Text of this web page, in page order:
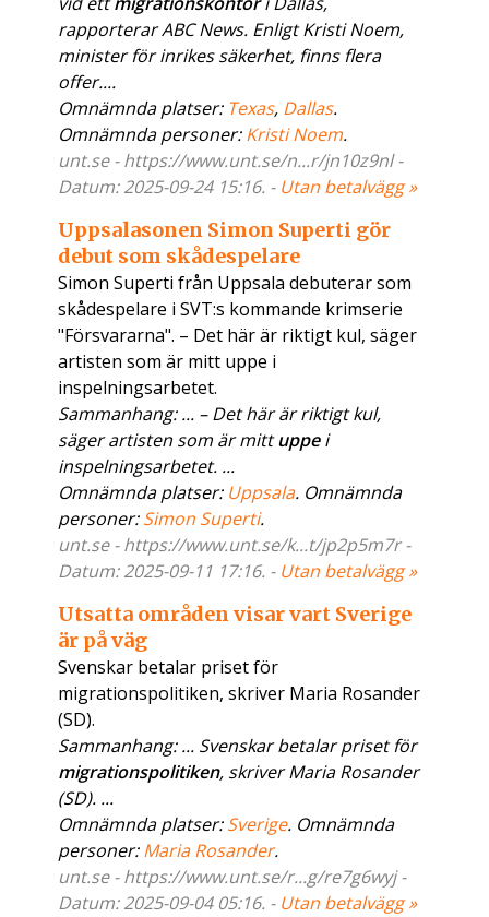
rapporterar ABC News. Enligt Kristi Noem,
minister för inrikes säkerhet, finns flera
offer....
Omnämnda platser: Texas, Dallas.
Omnämnda personer:Kristi Noem.
unt.se - https://www.unt.se/n...r/jn10z9nl -
Datum: 2025-09-24 15:16. - Utan betalvägg »
Uppsalasonen Simon Superti gör
debut som skådespelare
Simon Superti från Uppsala debuterar som
skådespelare i SVT:s kommande krimserie
"Försvararna". – Det här är riktigt kul, säger
artisten som är mitt uppe i
inspelningsarbetet.
Sammanhang: ... – Det här är riktigt kul,
säger artisten som är mittuppei
inspelningsarbetet. ...
Omnämnda platser: Uppsala. Omnämnda
personer:Simon Superti.
unt.se - https://www.unt.se/k...t/jp2p5m7r -
Datum: 2025-09-11 17:16. - Utan betalvägg »
Utsatta områden visar vart Sverige
är på väg
Svenskar betalar priset för
migrationspolitiken, skriver Maria Rosander
(SD).
Sammanhang: ... Svenskar betalar priset för
migrationspolitiken, skriver Maria Rosander
(SD). ...
Omnämnda platser:Sverige. Omnämnda
personer:Maria Rosander.
unt.se - https://www.unt.se/r...g/re7g6wyj -
Datum: 2025-09-04 05:16. - Utan betalvägg »